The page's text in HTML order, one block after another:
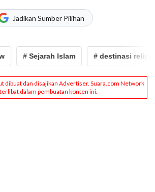
Jadikan Sumber Pilihan
Islam # destinasi religi #